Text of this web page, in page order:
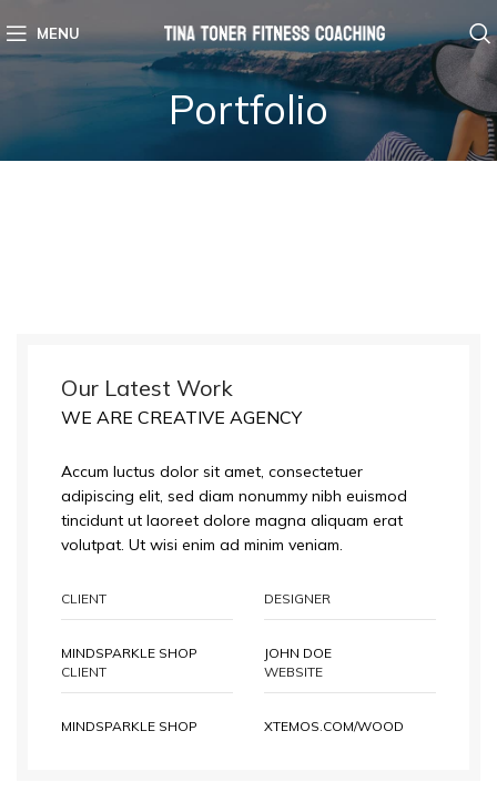
MENU
Portfolio
Our Latest Work
WE ARE CREATIVE AGENCY
Accum luctus dolor sit amet, consectetuer
adipiscing elit, sed diam nonummy nibh euismod
tincidunt ut laoreet dolore magna aliquam erat
volutpat. Ut wisi enim ad minim veniam.
CLIENT
MINDSPARKLE SHOP
DESIGNER
JOHN DOE
CLIENT
MINDSPARKLE SHOP
WEBSITE
XTEMOS.COM/WOOD